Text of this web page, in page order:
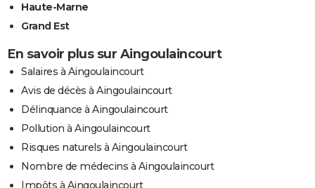
Haute-Marne
Grand Est
En savoir plus sur Aingoulaincourt
Salaires à Aingoulaincourt
Avis de décès à Aingoulaincourt
Délinquance à Aingoulaincourt
Pollution à Aingoulaincourt
Risques naturels à Aingoulaincourt
Nombre de médecins à Aingoulaincourt
Impôts à Aingoulaincourt